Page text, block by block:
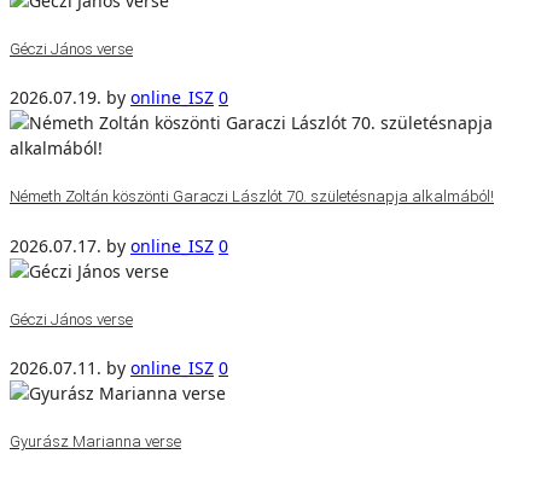
Géczi János verse
2026.07.19. by online_ISZ 0
Németh Zoltán köszönti Garaczi Lászlót 70. születésnapja alkalmából!
2026.07.17. by online_ISZ 0
Géczi János verse
2026.07.11. by online_ISZ 0
Gyurász Marianna verse